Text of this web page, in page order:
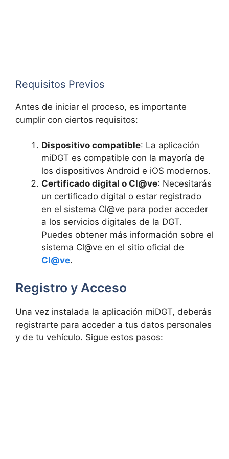
Requisitos Previos
Antes de iniciar el proceso, es importante
cumplir con ciertos requisitos:
Dispositivo compatible: La aplicación
miDGT es compatible con la mayoría de
los dispositivos Android e iOS modernos.
Certificado digital o Cl@ve: Necesitarás
un certificado digital o estar registrado
en el sistema Cl@ve para poder acceder
a los servicios digitales de la DGT.
Puedes obtener más información sobre el
sistema Cl@ve en el sitio oficial de
Cl@ve.
Registro y Acceso
Una vez instalada la aplicación miDGT, deberás
registrarte para acceder a tus datos personales
y de tu vehículo. Sigue estos pasos: